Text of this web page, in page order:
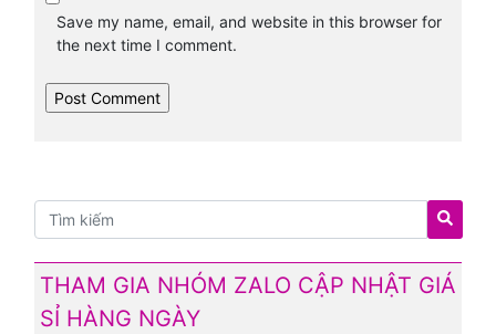
Save my name, email, and website in this browser for
the next time I comment.
THAM GIA NHÓM ZALO CẬP NHẬT GIÁ
SỈ HÀNG NGÀY